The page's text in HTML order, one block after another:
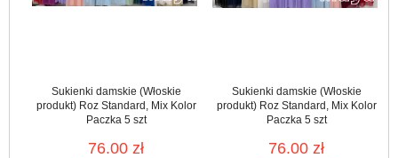
Sukienki damskie (Włoskie
produkt) Roz Standard, Mix Kolor
Paczka 5 szt
76.00 zł
Sukienki damskie (Włoskie
produkt) Roz Standard, Mix Kolor
Paczka 5 szt
76.00 zł